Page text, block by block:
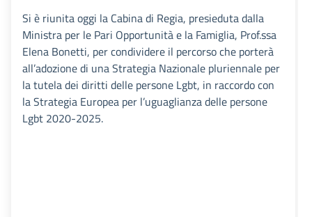
Si è riunita oggi la Cabina di Regia, presieduta dalla
Ministra per le Pari Opportunità e la Famiglia, Prof.ssa
Elena Bonetti, per condividere il percorso che porterà
all’adozione di una Strategia Nazionale pluriennale per
la tutela dei diritti delle persone Lgbt, in raccordo con
la Strategia Europea per l’uguaglianza delle persone
Lgbt 2020-2025.